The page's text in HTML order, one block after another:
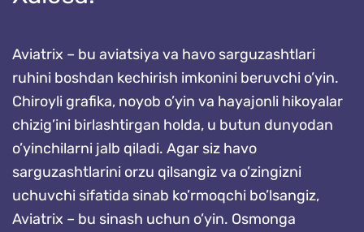
Aviatrix – bu aviatsiya va havo sarguzashtlari
ruhini boshdan kechirish imkonini beruvchi o’yin.
Chiroyli grafika, noyob o’yin va hayajonli hikoyalar
chizig’ini birlashtirgan holda, u butun dunyodan
o’yinchilarni jalb qiladi. Agar siz havo
sarguzashtlarini orzu qilsangiz va o’zingizni
uchuvchi sifatida sinab ko’rmoqchi bo’lsangiz,
Aviatrix – bu sinash uchun o’yin. Osmonga